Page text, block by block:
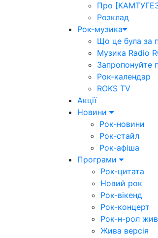
Про
Розклад
Рок-музика
Що це була за
Музика Radio
Запропонуйте
Рок-календар
ROKS TV
Акції
Новини
Рок-новини
Рок-стайл
Рок-афіша
Програми
Рок-цитата
Новий рок
Рок-вікенд
Рок-концерт
Рок-н-рол
Жива версія